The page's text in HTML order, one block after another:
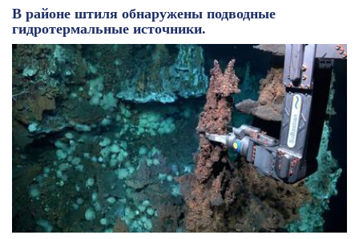
В районе штиля обнаружены подводные
гидротермальные источники.